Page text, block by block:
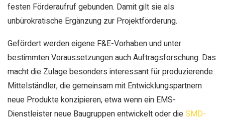
festen Förderaufruf gebunden. Damit gilt sie als
unbürokratische Ergänzung zur Projektförderung.
Gefördert werden eigene F&E-Vorhaben und unter
bestimmten Voraussetzungen auch Auftragsforschung. Das
macht die Zulage besonders interessant für produzierende
Mittelständler, die gemeinsam mit Entwicklungspartnern
neue Produkte konzipieren, etwa wenn ein EMS-
Dienstleister neue Baugruppen entwickelt oder dieSMD-